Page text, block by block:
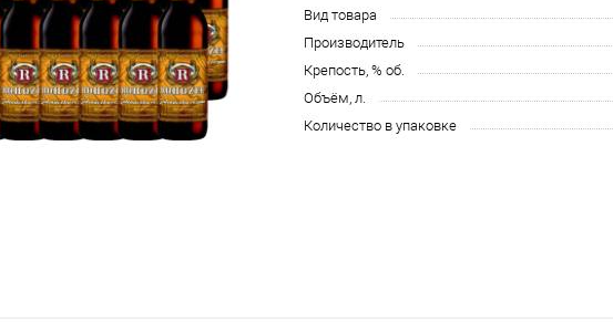
Вид товара
Производитель
Крепость, % об.
Объём, л.
Количество в упаковке